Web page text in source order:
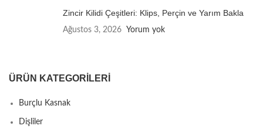
Zincir Kilidi Çeşitleri: Klips, Perçin ve Yarım Bakla
Ağustos 3, 2026 Yorum yok
ÜRÜN KATEGORILERI
Burçlu Kasnak
Dişliler